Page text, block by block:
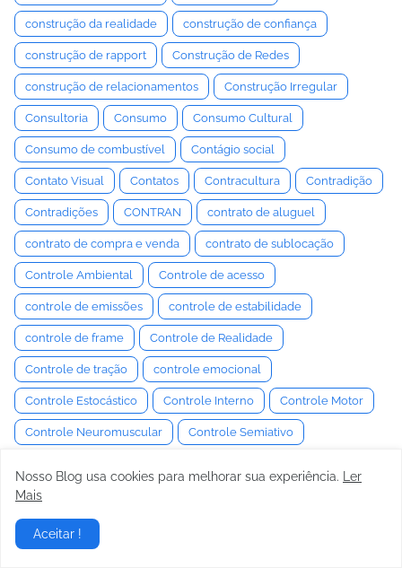
construção da realidade construção de confiança
construção de rapport Construção de Redes
construção de relacionamentos Construção Irregular
Consultoria Consumo Consumo Cultural
Consumo de combustível Contágio social
Contato Visual Contatos Contracultura Contradição
Contradições CONTRAN contrato de aluguel
contrato de compra e venda contrato de sublocação
Controle Ambiental Controle de acesso
controle de emissões controle de estabilidade
controle de frame Controle de Realidade
Controle de tração controle emocional
Controle Estocástico Controle Interno Controle Motor
Controle Neuromuscular Controle Semiativo
Convergência e Câmber
Conversação
Nosso Blog usa cookies para melhorar sua experiência.
Ler
Mais
Aceitar !